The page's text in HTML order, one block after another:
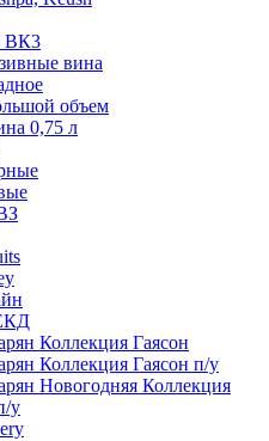
ВК3
вина
объем
0,75 л
Коллекция Гаясон
Коллекция Гаясон п/у
Новогодняя Коллекция
у